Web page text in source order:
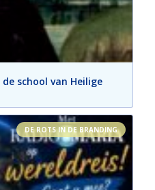
school van Heilige
DE ROTS IN DE BRANDING